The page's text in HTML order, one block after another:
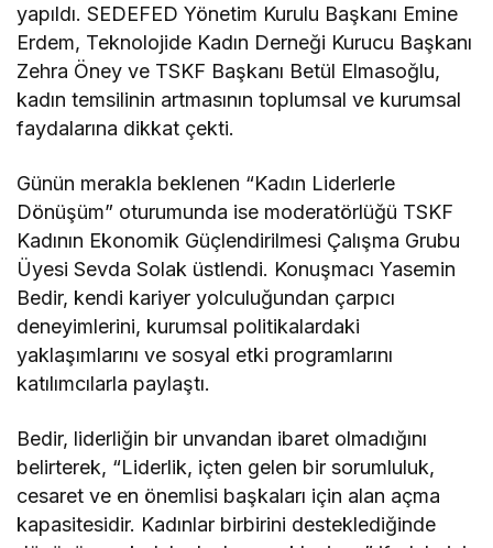
yapıldı. SEDEFED Yönetim Kurulu Başkanı Emine
Erdem, Teknolojide Kadın Derneği Kurucu Başkanı
Zehra Öney ve TSKF Başkanı Betül Elmasoğlu,
kadın temsilinin artmasının toplumsal ve kurumsal
faydalarına dikkat çekti.
Günün merakla beklenen “Kadın Liderlerle
Dönüşüm” oturumunda ise moderatörlüğü TSKF
Kadının Ekonomik Güçlendirilmesi Çalışma Grubu
Üyesi Sevda Solak üstlendi. Konuşmacı Yasemin
Bedir, kendi kariyer yolculuğundan çarpıcı
deneyimlerini, kurumsal politikalardaki
yaklaşımlarını ve sosyal etki programlarını
katılımcılarla paylaştı.
Bedir, liderliğin bir unvandan ibaret olmadığını
belirterek, “Liderlik, içten gelen bir sorumluluk,
cesaret ve en önemlisi başkaları için alan açma
kapasitesidir. Kadınlar birbirini desteklediğinde